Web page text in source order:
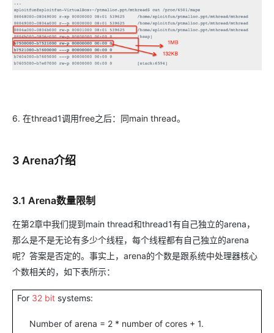
6. 在thread1调用free之后：同main thread。
3 Arena介绍
3.1 Arena数量限制
在第2章中我们提到main thread和thread1有自己独立的arena，
那么是不是无论有多少个线程，每个线程都有自己独立的arena
呢？答案是否定的。事实上，arena的个数是跟系统中处理器核心
个数相关的，如下表所示：
For 32 bit systems:
Number of arena = 2 * number of cores + 1.